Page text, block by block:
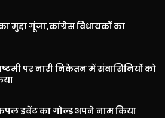
मुद्दा गूंजा,कांग्रेस विधायकों का
पर नारी निकेतन में संवासिनियों को
इवेंट का गोल्ड अपने नाम किया